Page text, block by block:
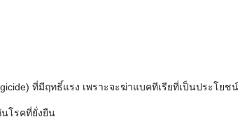
ที่มีฤทธิ์แรง เพราะจะฆ่าแบคทีเรียที่เป็นประโยชน์
นโรคที่ยั่งยืน